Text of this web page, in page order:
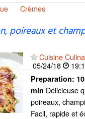
Crèmes
poireaux et
Cuisine
05/24/18
Preparation:
min Délicieuse
poireaux,
Facil, rapide et